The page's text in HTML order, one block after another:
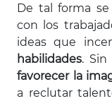
De tal forma se
con los
ideas que
habilidades.
favorecer la
a reclutar